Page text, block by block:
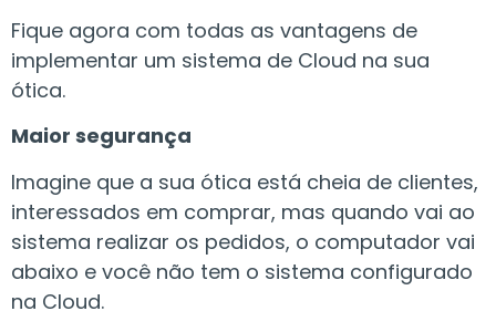
Fique agora com todas as vantagens de
implementar um sistema de Cloud na sua
ótica.
Maior segurança
Imagine que a sua ótica está cheia de clientes,
interessados em comprar, mas quando vai ao
sistema realizar os pedidos, o computador vai
abaixo e você não tem o sistema configurado
na Cloud.